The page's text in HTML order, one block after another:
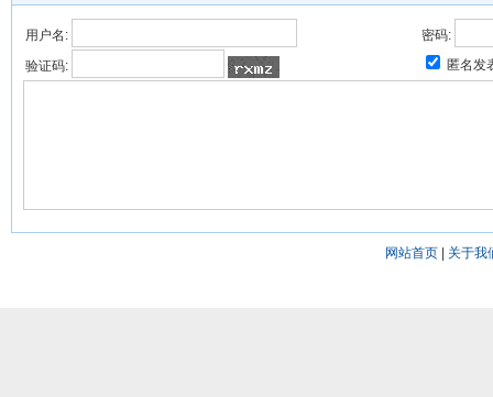
用户名:
密码:
验证码:
匿名发
网站首页| 关于我